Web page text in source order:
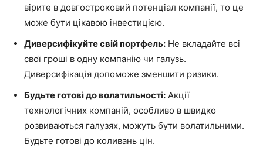
вірите в довгостроковий потенціал компанії, то це
може бути цікавою інвестицією.
Диверсифікуйте свій портфель: Не вкладайте всі
свої гроші в одну компанію чи галузь.
Диверсифікація допоможе зменшити ризики.
Будьте готові до волатильності: Акції
технологічних компаній, особливо в швидко
розвиваються галузях, можуть бути волатильними.
Будьте готові до коливань цін.